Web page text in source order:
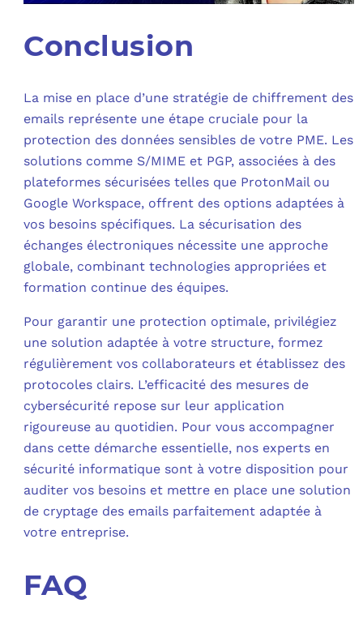
Conclusion
La mise en place d’une stratégie de chiffrement des
emails représente une étape cruciale pour la
protection des données sensibles de votre PME. Les
solutions comme S/MIME et PGP, associées à des
plateformes sécurisées telles que ProtonMail ou
Google Workspace, offrent des options adaptées à
vos besoins spécifiques. La sécurisation des
échanges électroniques nécessite une approche
globale, combinant technologies appropriées et
formation continue des équipes.
Pour garantir une protection optimale, privilégiez
une solution adaptée à votre structure, formez
régulièrement vos collaborateurs et établissez des
protocoles clairs. L’efficacité des mesures de
cybersécurité repose sur leur application
rigoureuse au quotidien. Pour vous accompagner
dans cette démarche essentielle, nos experts en
sécurité informatique sont à votre disposition pour
auditer vos besoins et mettre en place une solution
de cryptage des emails parfaitement adaptée à
votre entreprise.
FAQ